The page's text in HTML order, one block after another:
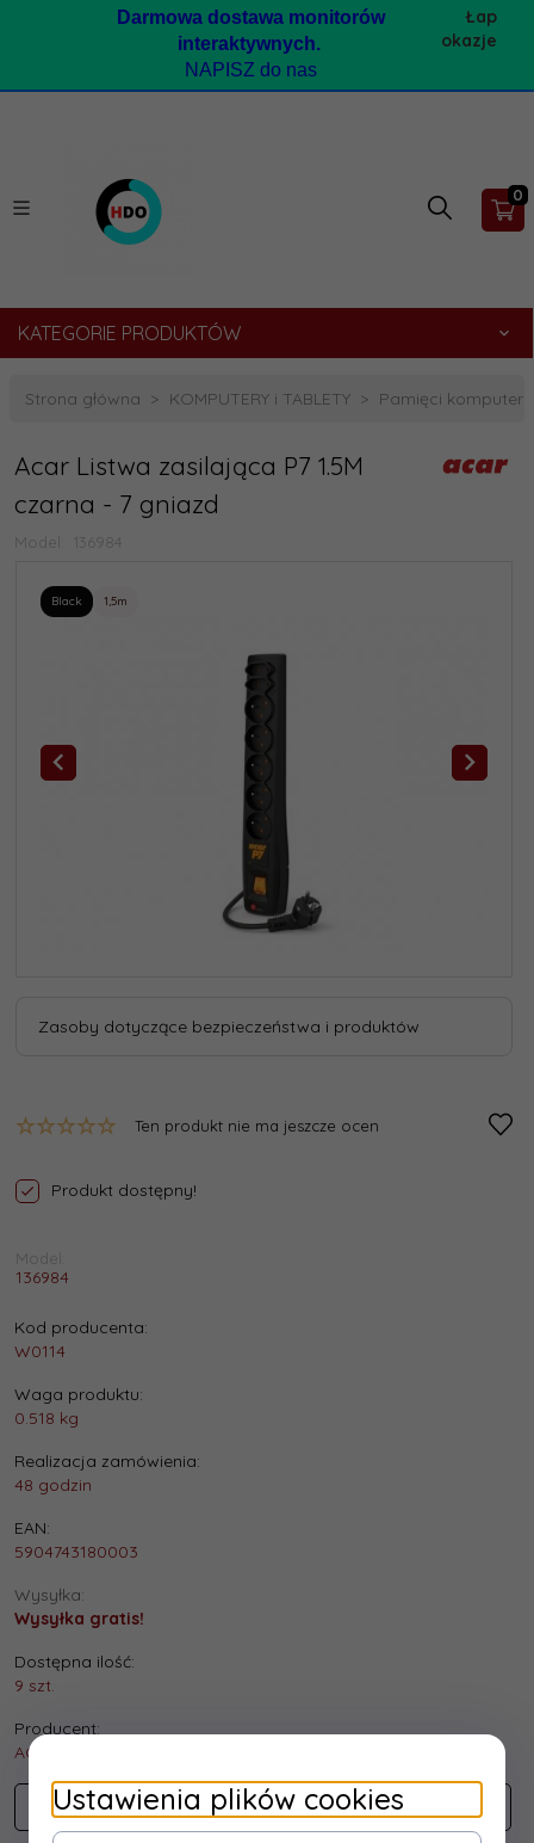
Darmowa dostawa monitorów
interaktywnych.
NAPISZ do nas
Łap
okazje
0
KATEGORIE PRODUKTÓW
Strona główna KOMPUTERY i TABLETY Pamięci
Acar Listwa zasilająca P7 1.5M
czarna - 7 gniazd
Model: 136984
Black 1,5m
Zasoby dotyczące bezpieczeństwa i produktów
Ten produkt nie ma jeszcze ocen
Produkt dostępny!
Model:
136984
Kod producenta:
W0114
Waga produktu:
0.518 kg
Realizacja zamówienia:
48 godzin
EAN:
5904743180003
Wysyłka:
Wysyłka gratis!
Dostępna ilość:
9 szt.
Producent:
ACAR
ACAR
Ustawienia plików cookies